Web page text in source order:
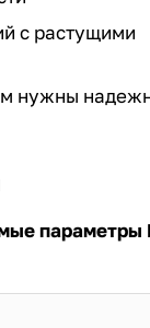
с растущими
нужны
параметры